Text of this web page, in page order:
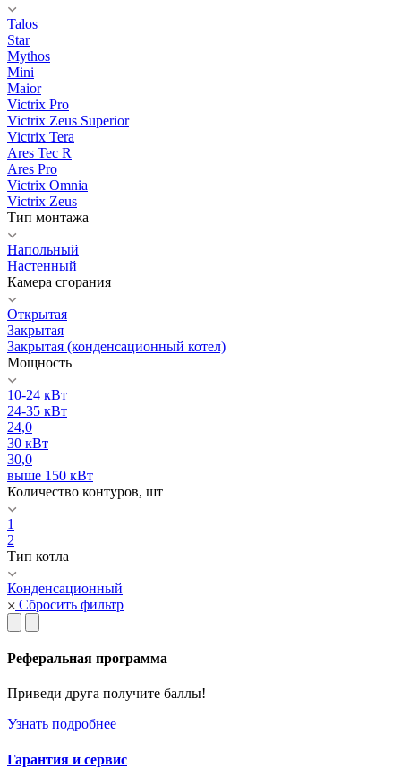
Talos
Star
Mythos
Mini
Maior
Victrix Pro
Victrix Zeus Superior
Victrix Tera
Ares Tec R
Ares Pro
Victrix Omnia
Victrix Zeus
Тип монтажа
Напольный
Настенный
Камера сгорания
Открытая
Закрытая
Закрытая (конденсационный котел)
Мощность
10-24 кВт
24-35 кВт
24,0
30 кВт
30,0
выше 150 кВт
Количество контуров, шт
1
2
Тип котла
Конденсационный
Сбросить фильтр
Реферальная программа
Приведи друга получите баллы!
Узнать подробнее
Гарантия и сервис